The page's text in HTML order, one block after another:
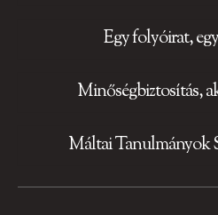
Egy folyóirat,
Minőségbiztosítás,
Máltai Tanulmányok